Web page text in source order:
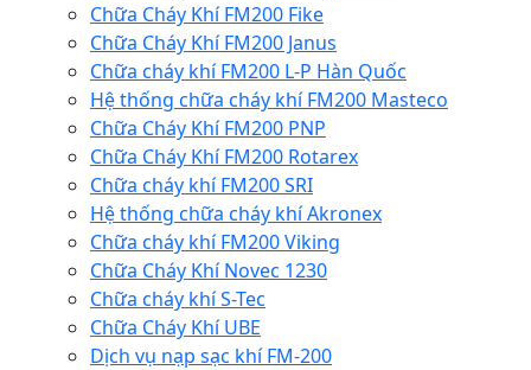
Chữa Cháy Khí FM200 Fike
Chữa Cháy Khí FM200 Janus
Chữa cháy khí FM200 L-P Hàn Quốc
Hệ thống chữa cháy khí FM200 Masteco
Chữa Cháy Khí FM200 PNP
Chữa Cháy Khí FM200 Rotarex
Chữa cháy khí FM200 SRI
Hệ thống chữa cháy khí Akronex
Chữa cháy khí FM200 Viking
Chữa Cháy Khí Novec 1230
Chữa cháy khí S-Tec
Chữa Cháy Khí UBE
Dịch vụ nạp sạc khí FM-200